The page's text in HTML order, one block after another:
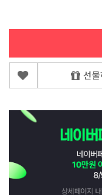
선물